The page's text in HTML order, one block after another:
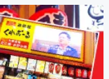
舞台
フー